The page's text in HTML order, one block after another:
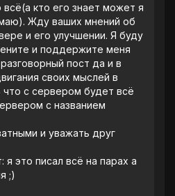
кто его знает может я
Жду ваших мнений об
и его улучшении. Я буду
и поддержите меня
пост да и в
своих мыслей в
с сервером будет всë
с названием
и уважать друг
я это писал всё на парах а
;)